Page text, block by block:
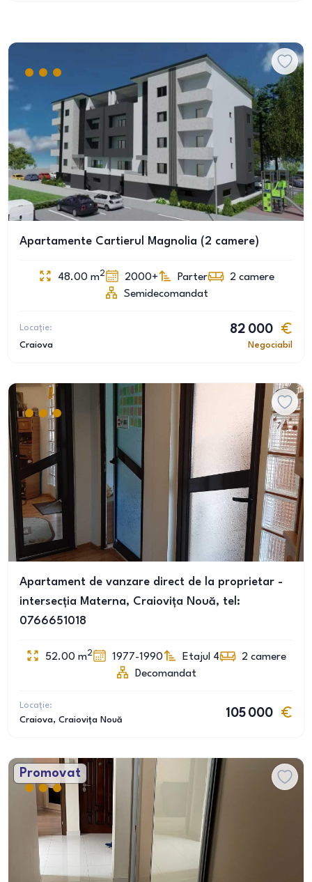
Apartamente Cartierul Magnolia (2 camere)
48.00 m2 2000+ Parter 2 camere
Semidecomandat
Locație:
Craiova
82 000
Negociabil
Apartament de vanzare direct de la proprietar -
intersecția Materna, Craiovița Nouă, tel:
0766651018
52.00 m2 1977-1990 Etajul 4 2 camere
Decomandat
Locație:
Craiova, Craiovița Nouă
105 000
Promovat